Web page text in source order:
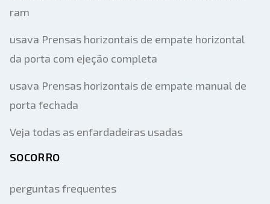
ram
usava Prensas horizontais de empate horizontal
da porta com ejeção completa
usava Prensas horizontais de empate manual de
porta fechada
Veja todas as enfardadeiras usadas
SOCORRO
perguntas frequentes